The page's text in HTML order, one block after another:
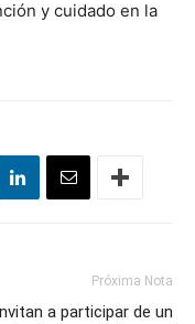
y cuidado en la
Próxima Nota
a participar de un